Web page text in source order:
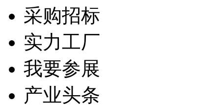
采购招标
实力工厂
我要参展
产业头条